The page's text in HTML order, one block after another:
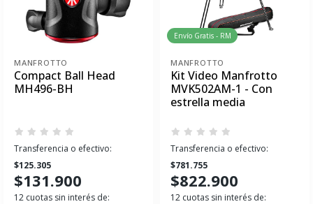
MANFROTTO
Compact Ball Head
MH496-BH
Transferencia o efectivo:
$125.305
$131.900
12 cuotas sin interés de:
Envío Gratis - RM
MANFROTTO
Kit Video Manfrotto
MVK502AM-1 - Con
estrella media
Transferencia o efectivo:
$781.755
$822.900
12 cuotas sin interés de: